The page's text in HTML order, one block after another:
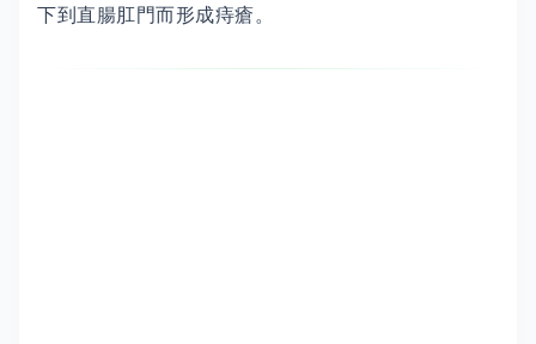
下到直腸肛門而形成痔瘡。